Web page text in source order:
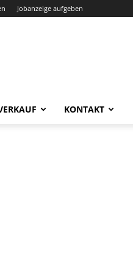
Jobanzeige aufgeben
KONTAKT